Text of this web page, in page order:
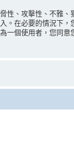
性、攻擊性、不雅
。在必要的情況下
一個使用者，您同